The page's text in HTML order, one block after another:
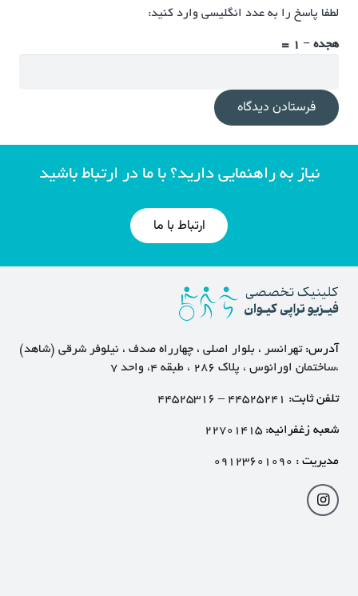
لطفا پاسخ را به عدد انگلیسی وارد کنید:
هجده − 1 =
فرستادن دیدگاه
نیاز به راهنمایی دارید؟ با ما در ارتباط باشید
ارتباط با ما
آدرس:تهرانسر ، بلوار اصلی ، چهارراه صدف ، نیلوفر شرقی (شاهد)
،ساختمان اورانوس ، پلاک ۲۸۶ ، طبقه ۴، واحد ۷
تلفن ثابت: ۴۴۵۲۵۲۴۱ – ۴۴۵۲۵۳۱۶
شعبه زغفرانیه: ۲۲۷۰۱۴۱۵
مدیریت : ۰۹۱۲۳۶۰۱۰۹۰